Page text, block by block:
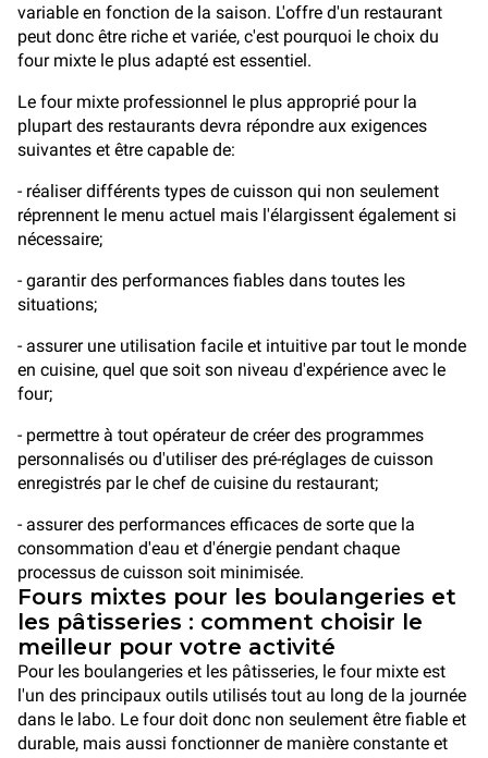
variable en fonction de la saison. L'offre d'un restaurant
peut donc être riche et variée, c'est pourquoi le choix du
four mixte le plus adapté est essentiel.
Le four mixte professionnel le plus approprié pour la
plupart des restaurants devra répondre aux exigences
suivantes et être capable de:
- réaliser différents types de cuisson qui non seulement
réprennent le menu actuel mais l'élargissent également si
nécessaire;
- garantir des performances fiables dans toutes les
situations;
- assurer une utilisation facile et intuitive par tout le monde
en cuisine, quel que soit son niveau d'expérience avec le
four;
- permettre à tout opérateur de créer des programmes
personnalisés ou d'utiliser des pré-réglages de cuisson
enregistrés par le chef de cuisine du restaurant;
- assurer des performances efficaces de sorte que la
consommation d'eau et d'énergie pendant chaque
processus de cuisson soit minimisée.
Fours mixtes pour les boulangeries et
les pâtisseries : comment choisir le
meilleur pour votre activité
Pour les boulangeries et les pâtisseries, le four mixte est
l'un des principaux outils utilisés tout au long de la journée
dans le labo. Le four doit donc non seulement être fiable et
durable, mais aussi fonctionner de manière constante et